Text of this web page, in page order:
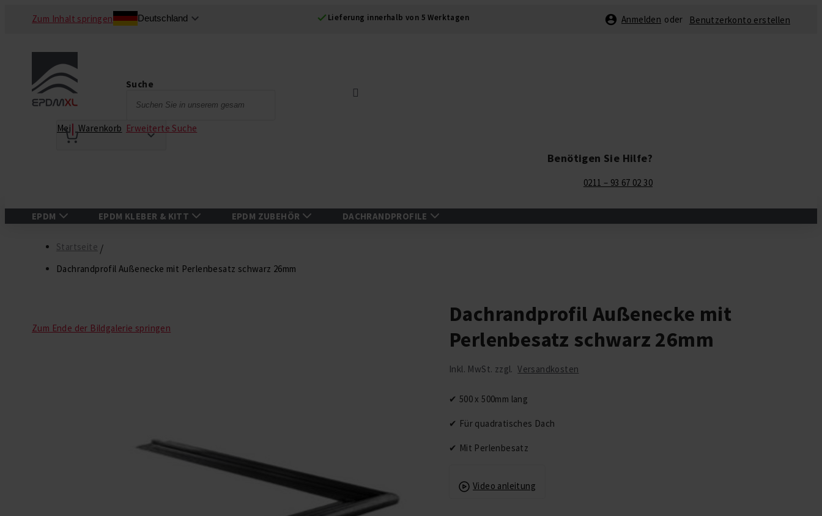
Zum Inhalt springen Deutschland Anmelden Benutzerkonto erstellen
Lieferung innerhalb von 5 Werktagen
Mein Warenkorb
Suche
Erweiterte Suche
Benötigen Sie Hilfe?
0211 – 93 67 02 30
EPDM EPDM KLEBER & KITT EPDM ZUBEHÖR DACHRANDPROFILE
Startseite
Dachrandprofil Außenecke mit Perlenbesatz schwarz 26mm
Zum Ende der Bildgalerie springen
Dachrandprofil Außenecke mit
Perlenbesatz schwarz 26mm
Inkl. MwSt. zzgl. Versandkosten
✔ 500 x 500mm lang
✔ Für quadratisches Dach
✔ Mit Perlenbesatz
Video anleitung
Copyright © 2026
EPDMXL.de | EPDM